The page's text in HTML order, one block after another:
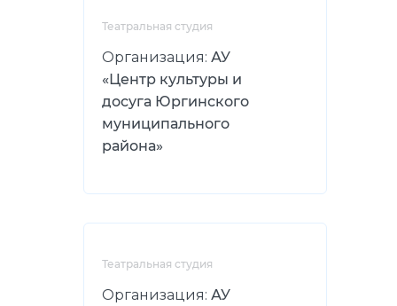
Театральная студия
Организация: АУ
«Центр культуры и
досуга Юргинского
муниципального
района»
Театральная студия
Организация: АУ